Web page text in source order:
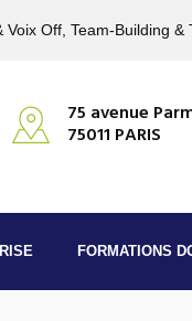
Off, Team-Building &
75 avenue
75011 PARIS
FORMATIONS